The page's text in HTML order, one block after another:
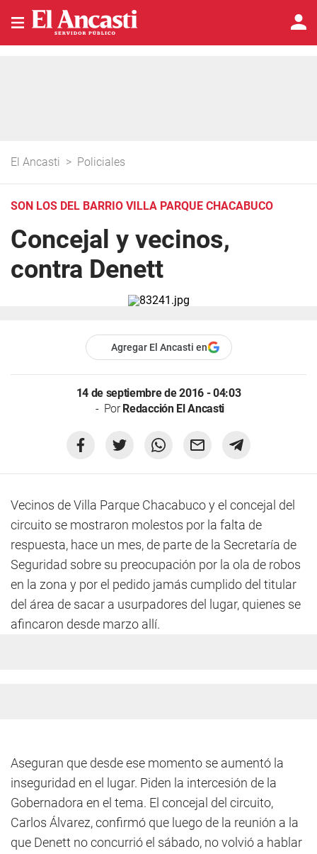
El Ancasti > Policiales
SON LOS DEL BARRIO VILLA PARQUE CHACABUCO
Concejal y vecinos,
contra Denett
Agregar El Ancasti en
14 de septiembre de 2016 - 04:03
PorRedacción El Ancasti
Vecinos de Villa Parque Chacabuco y el concejal del
circuito se mostraron molestos por la falta de
respuesta, hace un mes, de parte de la Secretaría de
Seguridad sobre su preocupación por la ola de robos
en la zona y por el pedido jamás cumplido del titular
del área de sacar a usurpadores del lugar, quienes se
afincaron desde marzo allí.
Aseguran que desde ese momento se aumentó la
inseguridad en el lugar. Piden la intercesión de la
Gobernadora en el tema. El concejal del circuito,
Carlos Álvarez, confirmó que luego de la reunión a la
que Denett no concurrió el sábado, no volvió a hablar